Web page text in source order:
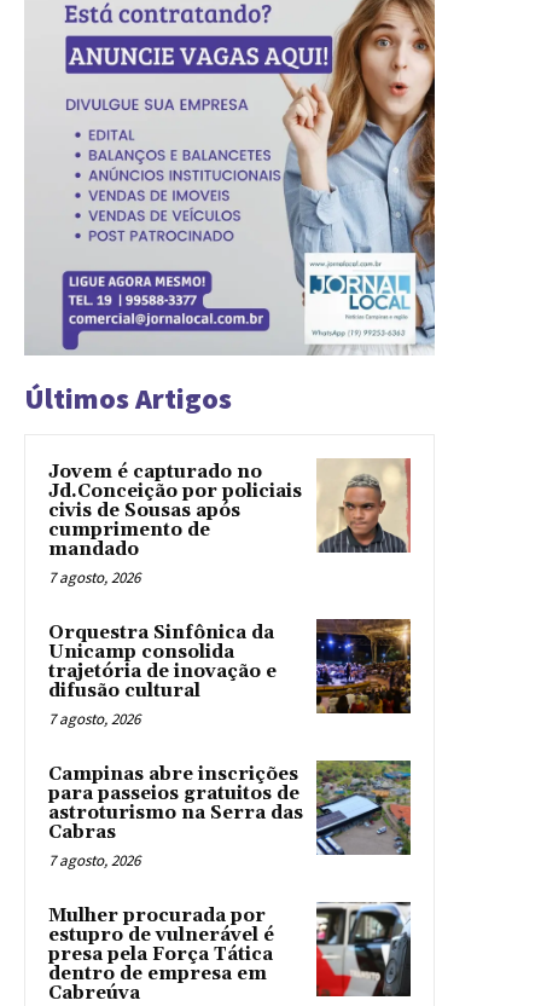
Últimos Artigos
Jovem é capturado no
Jd.Conceição por policiais
civis de Sousas após
cumprimento de
mandado
7 agosto, 2026
Orquestra Sinfônica da
Unicamp consolida
trajetória de inovação e
difusão cultural
7 agosto, 2026
Campinas abre inscrições
para passeios gratuitos de
astroturismo na Serra das
Cabras
7 agosto, 2026
Mulher procurada por
estupro de vulnerável é
presa pela Força Tática
dentro de empresa em
Cabreúva